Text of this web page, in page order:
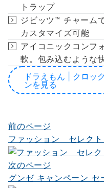
トラップ
ジビッツ™ チャーム
カスタマイズ可能
アイコニックコンフ
軟。包み込むような
ドラえもん | クロッ
ンを見る
投
稿
ナ
ビ
前のページ
ファッション セレクト
次のページ
グンゼ キャンペーン セ